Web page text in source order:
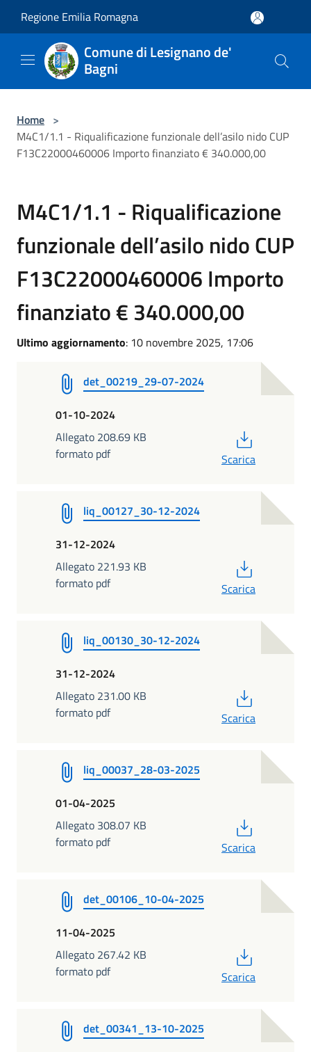
Regione Emilia Romagna
Comune di Lesignano de'
Bagni
Home >
M4C1/1.1 - Riqualificazione funzionale dell’asilo nido CUP
F13C22000460006 Importo finanziato € 340.000,00
M4C1/1.1 - Riqualificazione
funzionale dell’asilo nido CUP
F13C22000460006 Importo
finanziato € 340.000,00
Ultimo aggiornamento: 10 novembre 2025, 17:06
det_00219_29-07-2024
01-10-2024
Allegato 208.69 KB
formato pdf
Scarica
liq_00127_30-12-2024
31-12-2024
Allegato 221.93 KB
formato pdf
Scarica
liq_00130_30-12-2024
31-12-2024
Allegato 231.00 KB
formato pdf
Scarica
liq_00037_28-03-2025
01-04-2025
Allegato 308.07 KB
formato pdf
Scarica
det_00106_10-04-2025
11-04-2025
Allegato 267.42 KB
formato pdf
Scarica
det_00341_13-10-2025